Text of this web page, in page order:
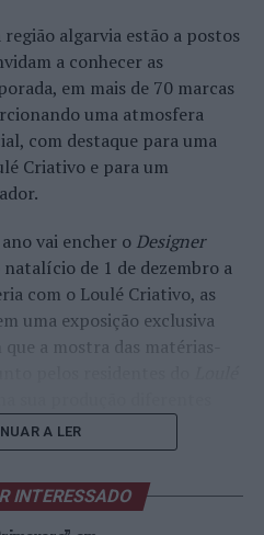
algarvia estão a postos
a conhecer as
em mais de 70 marcas
uma atmosfera
com destaque para uma
Criativo e para um
vai encher o Designer
de 1 de dezembro a
com o Loulé Criativo, as
uma exposição exclusiva
a mostra das matérias-
com o concerto
Orchestra
A LER
INTERESSADO